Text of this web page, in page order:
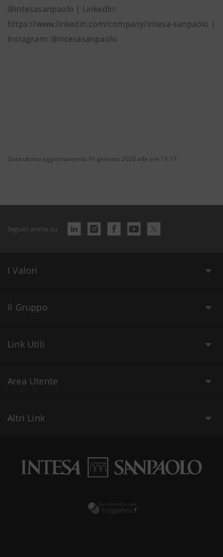
@intesasanpaolo | LinkedIn:
https://www.linkedin.com/company/intesa-sanpaolo |
Instagram: @intesasanpaolo
Data ultimo aggiornamento 16 gennaio 2020 alle ore 19:17
Seguici anche su
I Valori
Il Gruppo
Link Utili
Area Utente
Altri Link